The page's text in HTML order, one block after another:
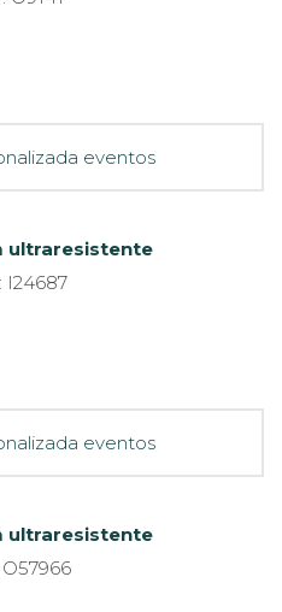
ultraresistente
I24687
ultraresistente